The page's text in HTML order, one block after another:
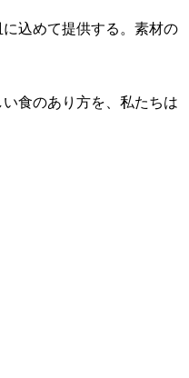
込めて提供する。素材の
食のあり方を、私たちは